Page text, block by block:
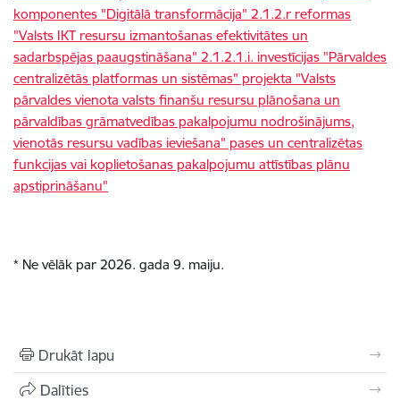
komponentes "Digitālā transformācija" 2.1.2.r reformas
"Valsts IKT resursu izmantošanas efektivitātes un
sadarbspējas paaugstināšana" 2.1.2.1.i. investīcijas "Pārvaldes
centralizētās platformas un sistēmas" projekta "Valsts
pārvaldes vienota valsts finanšu resursu plānošana un
pārvaldības grāmatvedības pakalpojumu nodrošinājums,
vienotās resursu vadības ieviešana" pases un centralizētas
funkcijas vai koplietošanas pakalpojumu attīstības plānu
apstiprināšanu"
* Ne vēlāk par 2026. gada 9. maiju.
Drukāt lapu
Dalīties